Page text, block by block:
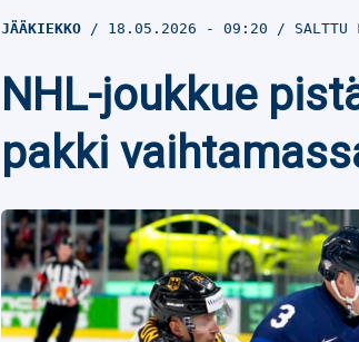
JÄÄKIEKKO 18.05.2026 - 09:20 SALTTU
NHL-joukkue
pakki